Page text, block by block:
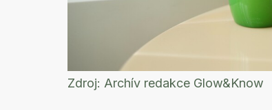
Zdroj: Archív redakce Glow&Know